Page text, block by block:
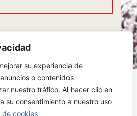
su experiencia de
o contenidos
nuestro tráfico. Al hacer clic en
su consentimiento a nuestro uso
de cookies
COOKIES